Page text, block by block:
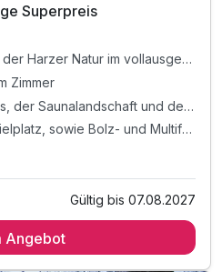
Superpreis
4 Tage / 3 Nächte inmitten der Harzer Natur im vollausgestatteten Studio
Zimmer
Nutzung des Schwimmbads, der Saunalandschaft und der Sport- und Freizeitanlagen des Erlebnishotels Festenburg
Kinderspielecke, Außenspielplatz, sowie Bolz- und Multifunktionsplatz zum Toben und Klettern
Zimmer
Gültig bis 07.08.2027
Angebot